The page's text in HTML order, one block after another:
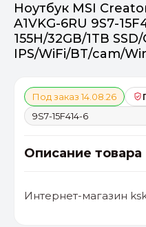
Ноутбук MSI
A1VKG-6RU 9S7-
155H/32GB/1TB
IPS/WiFi/BT/cam/
Под заказ 14.08.26
9S7-15F414-6
Описание товара
Интернет-магазин